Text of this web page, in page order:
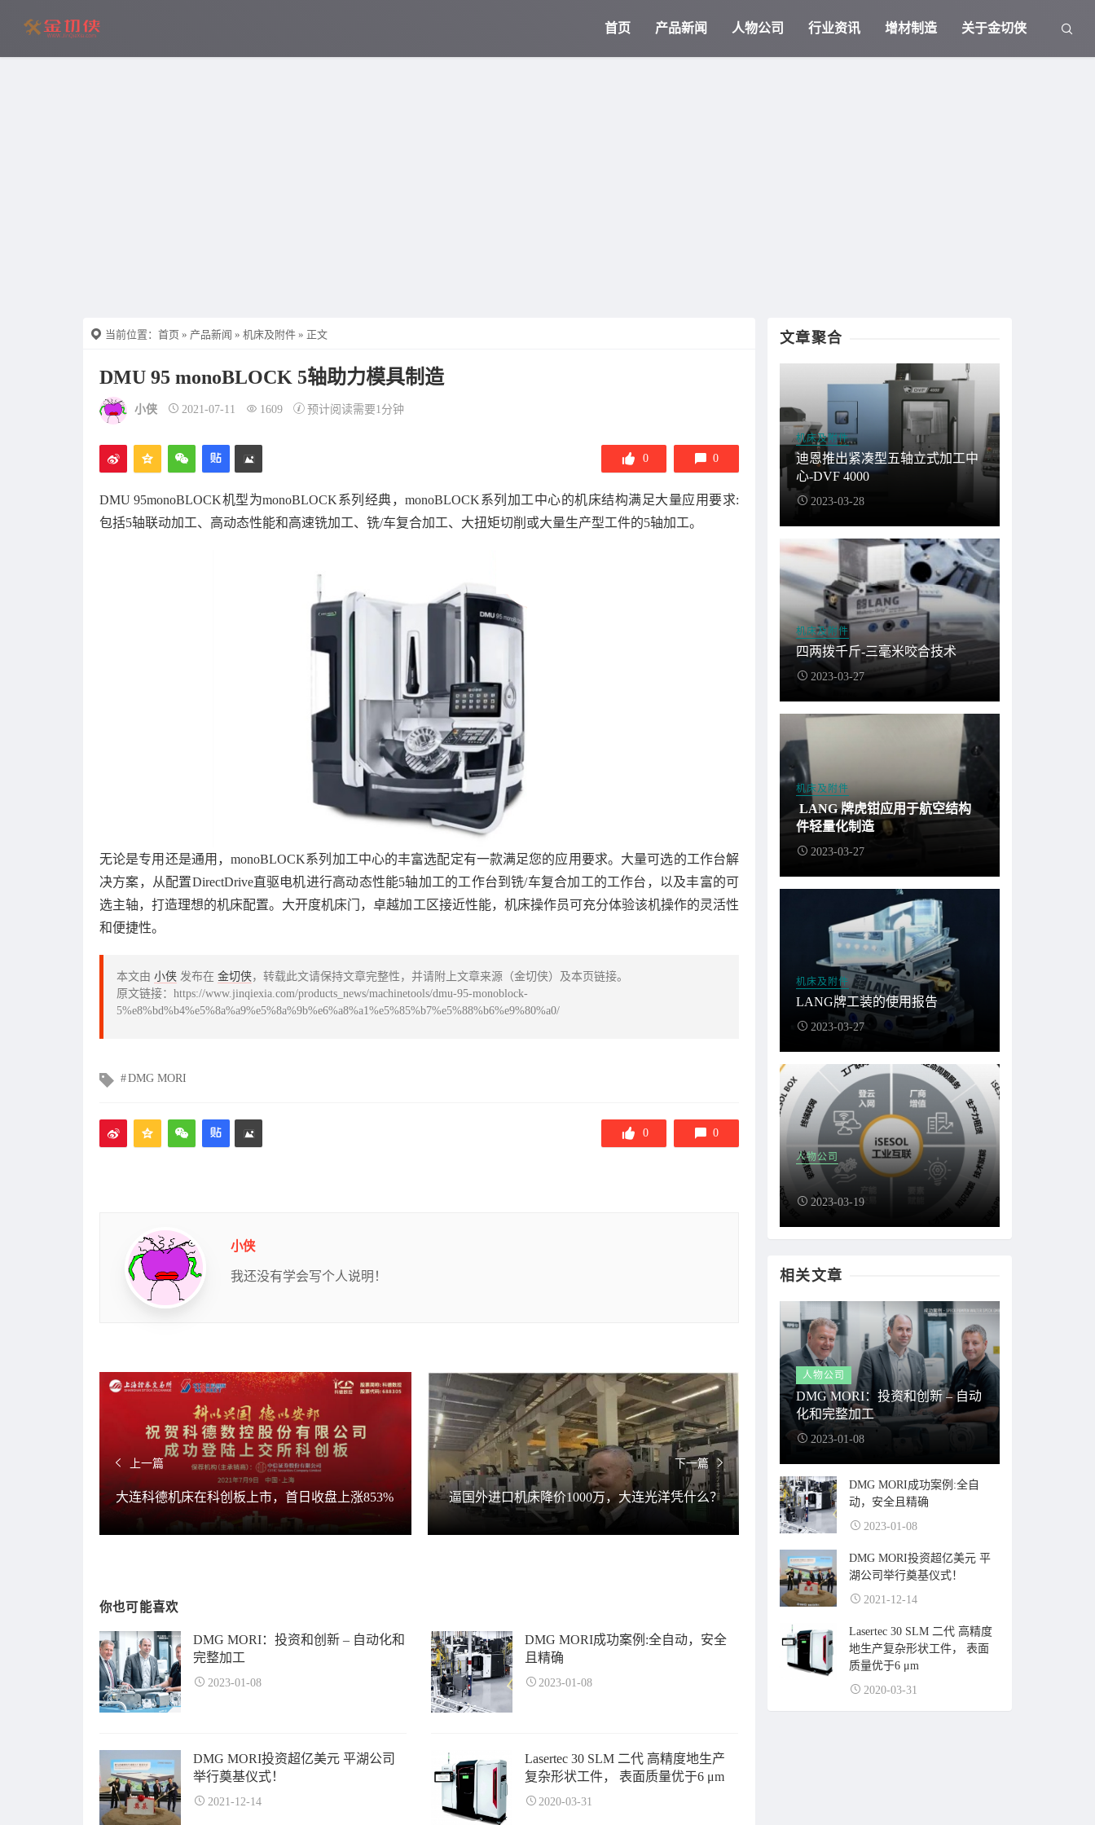
首页 产品新闻 人物公司 行业资讯 增材制造 关于金切侠
当前位置： 首页 » 产品新闻 » 机床及附件 » 正文
DMU 95 monoBLOCK 5轴助力模具制造
小侠 2021-07-11 1609 预计阅读需要1分钟
0 0
DMU 95monoBLOCK机型为monoBLOCK系列经典，monoBLOCK系列加工中心的机床结构满足大量应用要求:
包括5轴联动加工、高动态性能和高速铣加工、铣/车复合加工、大扭矩切削或大量生产型工件的5轴加工。
无论是专用还是通用，monoBLOCK系列加工中心的丰富选配定有一款满足您的应用要求。大量可选的工作台解
决方案，从配置DirectDrive直驱电机进行高动态性能5轴加工的工作台到铣/车复合加工的工作台，以及丰富的可
选主轴，打造理想的机床配置。大开度机床门，卓越加工区接近性能，机床操作员可充分体验该机操作的灵活性
和便捷性。
本文由 小侠 发布在 金切侠，转载此文请保持文章完整性，并请附上文章来源（金切侠）及本页链接。
原文链接：https://www.jinqiexia.com/products_news/machinetools/dmu-95-monoblock-
5%e8%bd%b4%e5%8a%a9%e5%8a%9b%e6%a8%a1%e5%85%b7%e5%88%b6%e9%80%a0/
文
签
DMG MORI
0 0
小侠
我还没有学会写个人说明！
上一篇
大连科德机床在科创板上市，首日收盘上涨853%
下一篇
逼国外进口机床降价1000万，大连光洋凭什么？
你也可能喜欢
DMG MORI：投资和创新 – 自动化和
完整加工
2023-01-08
DMG MORI成功案例:全自动，安全
且精确
2023-01-08
DMG MORI投资超亿美元 平湖公司
举行奠基仪式！
2021-12-14
Lasertec 30 SLM 二代 高精度地生产
复杂形状工件， 表面质量优于6 μm
2020-03-31
文章聚合
机床及附件
迪恩推出紧凑型五轴立式加工中
心-DVF 4000
2023-03-28
机床及附件
四两拨千斤-三毫米咬合技术
2023-03-27
机床及附件
LANG 牌虎钳应用于航空结构
件轻量化制造
2023-03-27
机床及附件
LANG牌工装的使用报告
2023-03-27
人物公司
2023-03-19
相关文章
人物公司
DMG MORI：投资和创新 – 自动
化和完整加工
2023-01-08
DMG MORI成功案例:全自
动，安全且精确
2023-01-08
DMG MORI投资超亿美元 平
湖公司举行奠基仪式！
2021-12-14
Lasertec 30 SLM 二代 高精度
地生产复杂形状工件， 表面
质量优于6 μm
2020-03-31